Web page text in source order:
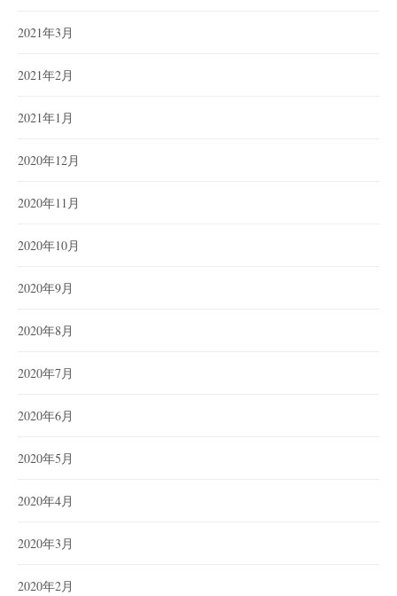
2021年3月
2021年2月
2021年1月
2020年12月
2020年11月
2020年10月
2020年9月
2020年8月
2020年7月
2020年6月
2020年5月
2020年4月
2020年3月
2020年2月